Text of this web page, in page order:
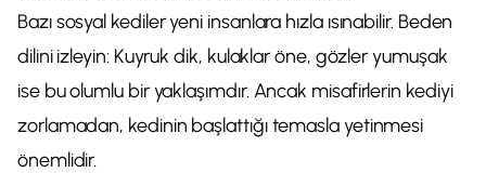
Bazı sosyal kediler yeni insanlara hızla ısınabilir. Beden
dilini izleyin: Kuyruk dik, kulaklar öne, gözler yumuşak
ise bu olumlu bir yaklaşımdır. Ancak misafirlerin kediyi
zorlamadan, kedinin başlattığı temasla yetinmesi
önemlidir.